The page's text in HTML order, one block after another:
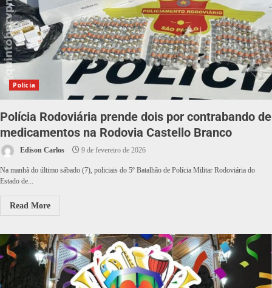
Polícia
Polícia Rodoviária prende dois por contrabando de
medicamentos na Rodovia Castello Branco
Edison Carlos 9 de fevereiro de 2026
Na manhã do último sábado (7), policiais do 5º Batalhão de Polícia Militar Rodoviária do
Estado de...
Read More